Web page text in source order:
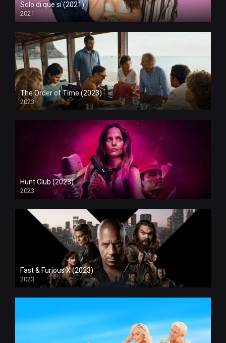
Solo di que sí (2021)
2021
The Order of Time (2023)
2023
Hunt Club (2023)
2023
Fast & Furious X (2023)
2023